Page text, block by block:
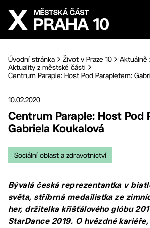
Přejít na hlavní obsah
Úvodní stránka Život v Praze 10
Aktuálně
Aktuality z městské části
Centrum Paraple: Host Pod Parapletem:
10.02.2020
Centrum Paraple: Host Pod
Gabriela Koukalová
Sociální oblast a zdravotnictví
Bývalá česká reprezentantka v
světa, stříbrná medailistka ze
her, držitelka křišťálového glóbu
StarDance 2019. O hvězdné